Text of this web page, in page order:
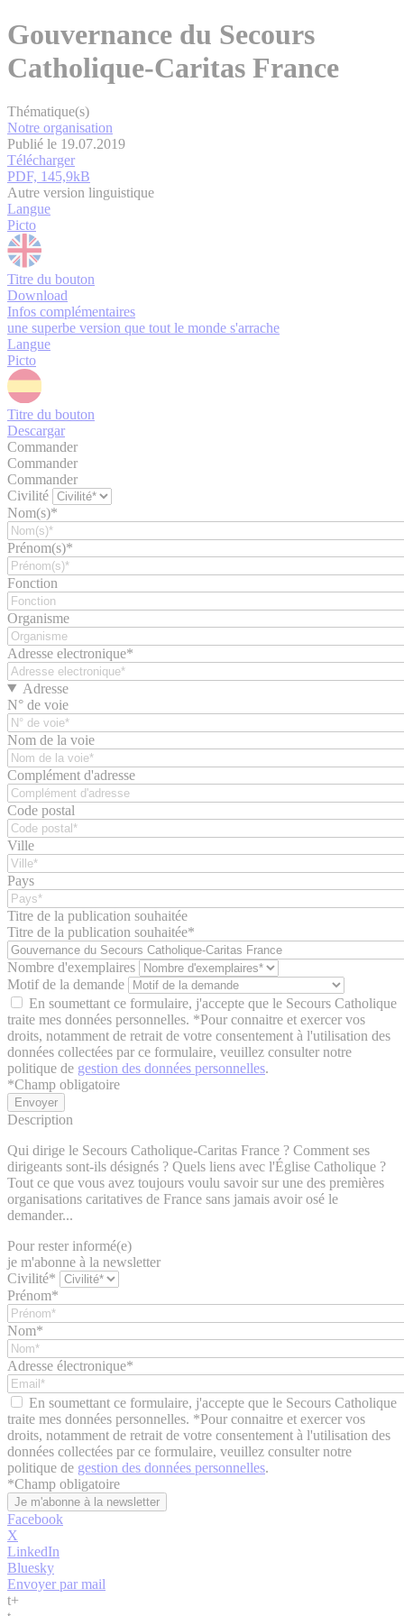
Gouvernance du Secours
Catholique-Caritas France
Thématique(s)
Notre organisation
Publié le 19.07.2019
Télécharger
PDF, 145,9kB
Autre version linguistique
Langue
Picto
Titre du bouton
Download
Infos complémentaires
une superbe version que tout le monde s'arrache
Langue
Picto
Titre du bouton
Descargar
Commander
Commander
Commander
Civilité
Nom(s)*
Prénom(s)*
Fonction
Organisme
Adresse electronique*
Adresse
N° de voie
Nom de la voie
Complément d'adresse
Code postal
Ville
Pays
Titre de la publication souhaitée
Titre de la publication souhaitée*
Nombre d'exemplaires
Motif de la demande
En soumettant ce formulaire, j'accepte que le Secours Catholique
traite mes données personnelles. *Pour connaitre et exercer vos
droits, notamment de retrait de votre consentement à l'utilisation des
données collectées par ce formulaire, veuillez consulter notre
politique de gestion des données personnelles.
*Champ obligatoire
Description
Qui dirige le Secours Catholique-Caritas France ? Comment ses
dirigeants sont-ils désignés ? Quels liens avec l'Église Catholique ?
Tout ce que vous avez toujours voulu savoir sur une des premières
organisations caritatives de France sans jamais avoir osé le
demander...
Pour rester informé(e)
je m'abonne à la newsletter
Civilité*
Prénom*
Nom*
Adresse électronique*
En soumettant ce formulaire, j'accepte que le Secours Catholique
traite mes données personnelles. *Pour connaitre et exercer vos
droits, notamment de retrait de votre consentement à l'utilisation des
données collectées par ce formulaire, veuillez consulter notre
politique de gestion des données personnelles.
*Champ obligatoire
Facebook
X
LinkedIn
Bluesky
Envoyer par mail
t+